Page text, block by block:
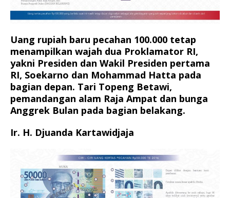
Uang rupiah baru pecahan 100.000 tetap
menampilkan wajah dua Proklamator RI,
yakni Presiden dan Wakil Presiden pertama
RI, Soekarno dan Mohammad Hatta pada
bagian depan. Tari Topeng Betawi,
pemandangan alam Raja Ampat dan bunga
Anggrek Bulan pada bagian belakang.
Ir. H. Djuanda Kartawidjaja